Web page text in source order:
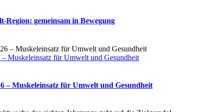
Region: gemeinsam in Bewegung
– Muskeleinsatz für Umwelt und Gesundheit
– Muskeleinsatz für Umwelt und Gesundheit